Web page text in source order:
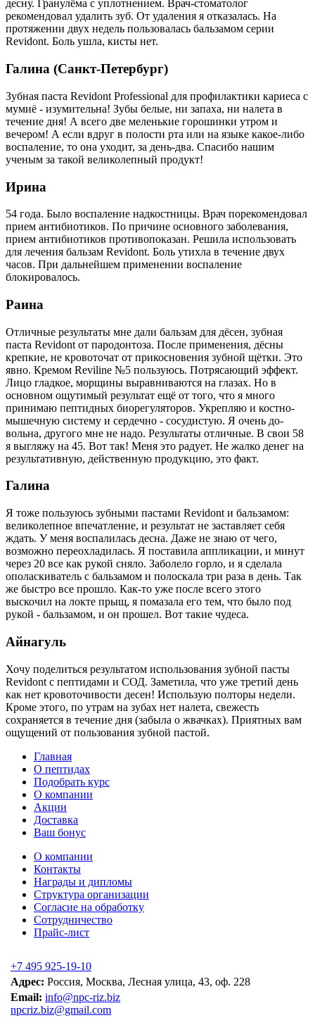
десну. Гранулёма с уплотнением. Врач-стоматолог
рекомендовал удалить зуб. От удаления я отказалась. На
протяжении двух недель пользо­валась бальзамом серии
Revidont. Боль ушла, кисты нет.
Галина (Санкт-Петербург)
Зубная паста Revidont Professional для профилактики кариеса с
му­миё - изумительна! Зубы белые, ни запаха, ни налета в
течение дня! А всего две меленькие горошинки утром и
вечером! А если вдруг в полости рта или на языке какое-либо
воспаление, то она уходит, за день-два. Спасибо нашим
ученым за такой великолепный продукт!
Ирина
54 года. Было воспаление надкостницы. Врач порекомендовал
при­ем антибиотиков. По причине основного заболевания,
прием анти­биотиков противопоказан. Решила использовать
для лечения баль­зам Revidont. Боль утихла в течение двух
часов. При дальнейшем применении воспаление
блокировалось.
Раина
Отличные результаты мне дали бальзам для дёсен, зубная
паста Revidont от пародонтоза. После применения, дёсны
крепкие, не кро­воточат от прикосновения зубной щётки. Это
явно. Кремом Reviline №5 пользуюсь. Потрясающий эффект.
Лицо гладкое, морщины вы­равниваются на глазах. Но в
основном ощутимый результат ещё от того, что я много
принимаю пептидных биорегуляторов. Укрепляю и костно-
мышечную систему и сердечно - сосудистую. Я очень до­
вольна, другого мне не надо. Результаты отличные. В свои 58
я вы­гляжу на 45. Вот так! Меня это радует. Не жалко денег на
результа­тивную, действенную продукцию, это факт.
Галина
Я тоже пользуюсь зубными пастами Revidont и бальзамом:
велико­лепное впечатление, и результат не заставляет себя
ждать. У меня воспалилась десна. Даже не знаю от чего,
возможно переохла­дилась. Я поставила аппликации, и минут
через 20 все как рукой сняло. Заболело горло, и я сделала
ополаскиватель с бальзамом и полоскала три раза в день. Так
же быстро все прошло. Как-то уже после всего этого
выскочил на локте прыщ, я помазала его тем, что было под
рукой - бальзамом, и он прошел. Вот такие чудеса.
Айнагуль
Хочу поделиться результатом использования зубной пасты
Revidont с пептидами и СОД. Заметила, что уже третий день
как нет кровото­чивости десен! Использую полторы недели.
Кроме этого, по утрам на зубах нет налета, свежесть
сохраняется в течение дня (забыла о жвачках). Приятных вам
ощущений от пользования зубной пастой.
Главная
О пептидах
Подобрать курс
О компании
Акции
Доставка
Ваш бонус
О компании
Контакты
Награды и дипломы
Структура организации
Согласие на обработку
Сотрудничество
Прайс-лист
+7 495 925-19-10
Адрес: Россия, Москва, Лесная улица, 43, оф. 228
Email: info@npc-riz.biz
npcriz.biz@gmail.com